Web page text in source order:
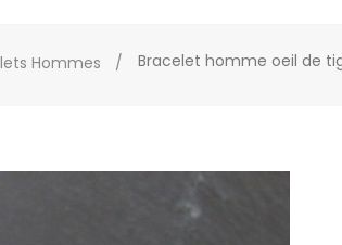
Hommes Bracelet homme oeil de